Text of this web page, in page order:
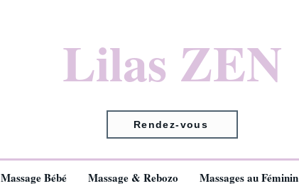
Lilas ZEN
Rendez-vous
Massage Bébé Massage & Rebozo Massages au Féminin